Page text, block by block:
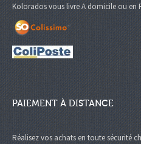
Kolorados vous livre A domicile ou en
PAIEMENT À DISTANCE
Réalisez vos achats en toute sécurité